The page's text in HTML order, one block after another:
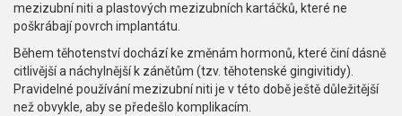
mezizubní niti a plastových mezizubních kartáčků, které ne
poškrábají povrch implantátu.
Během těhotenství dochází ke změnám hormonů, které činí dásně
citlivější a náchylnější k zánětům (tzv. těhotenské gingivitidy).
Pravidelné používání mezizubní niti je v této době ještě důležitější
než obvykle, aby se předešlo komplikacím.